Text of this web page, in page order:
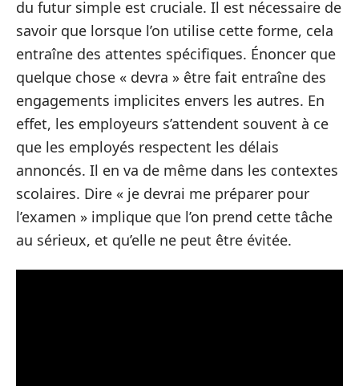
du futur simple est cruciale. Il est nécessaire de
savoir que lorsque l’on utilise cette forme, cela
entraîne des attentes spécifiques. Énoncer que
quelque chose « devra » être fait entraîne des
engagements implicites envers les autres. En
effet, les employeurs s’attendent souvent à ce
que les employés respectent les délais
annoncés. Il en va de même dans les contextes
scolaires. Dire « je devrai me préparer pour
l’examen » implique que l’on prend cette tâche
au sérieux, et qu’elle ne peut être évitée.